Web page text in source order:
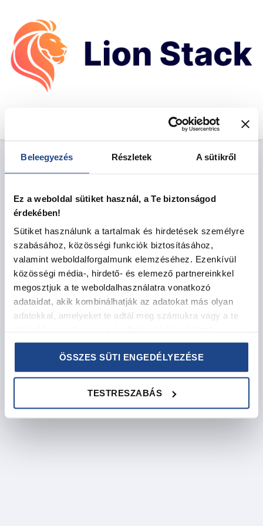
Beleegyezés Részletek A sütikről
Ez a weboldal sütiket használ, a Te biztonságod
érdekében!
Sütiket használunk a tartalmak és hirdetések személyre
szabásához, közösségi funkciók biztosításához,
valamint weboldalforgalmunk elemzéséhez. Ezenkívül
közösségi média-, hirdető- és elemező partnereinkkel
megosztjuk a te weboldalhasználatra vonatkozó
adataidat, akik kombinálhatják az adatokat más olyan
adatokkal, amelyeket te adtál meg számukra vagy a te
Minőségi adatvédelem, a Te biztonságod érdekében!
Az “Elfogadom” gombra kattintva beleegyezel, hogy sütik
segítségével neked szóló, személyes tartalmakat
biztosítsunk a Pepita.hu felületein, hogy a vásárlásod
ÖSSZES SÜTI ENGEDÉLYEZÉSE
TESTRESZABÁS